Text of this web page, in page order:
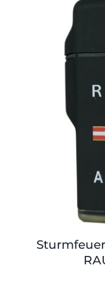
Zubehör